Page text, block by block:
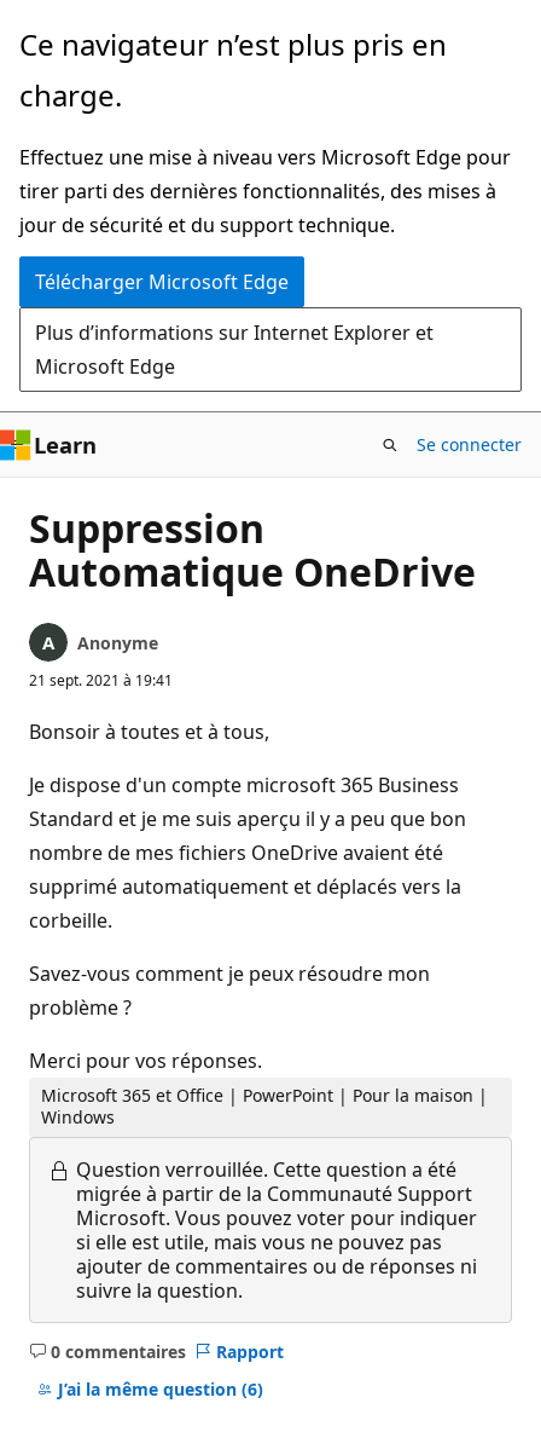
Passer
directement
au
principal
Ce navigateur n’est plus pris en
charge.
Effectuez une mise à niveau vers Microsoft Edge pour
tirer parti des dernières fonctionnalités, des mises à
jour de sécurité et du support technique.
Télécharger Microsoft Edge
Plus d’informations sur Internet Explorer et
Microsoft Edge
Learn Se connecter
Suppression
Automatique OneDrive
Anonyme
21 sept. 2021 à 19:41
Bonsoir à toutes et à tous,
Je dispose d'un compte microsoft 365 Business
Standard et je me suis aperçu il y a peu que bon
nombre de mes fichiers OneDrive avaient été
supprimé automatiquement et déplacés vers la
corbeille.
Savez-vous comment je peux résoudre mon
problème ?
Merci pour vos réponses.
Microsoft 365 et Office | PowerPoint | Pour la maison |
Windows
Question verrouillée. Cette question a été
migrée à partir de la Communauté Support
Microsoft. Vous pouvez voter pour indiquer
si elle est utile, mais vous ne pouvez pas
ajouter de commentaires ou de réponses ni
suivre la question.
0 commentaires
Aucun
commentaire
Rapport
J’ai la même question (6)